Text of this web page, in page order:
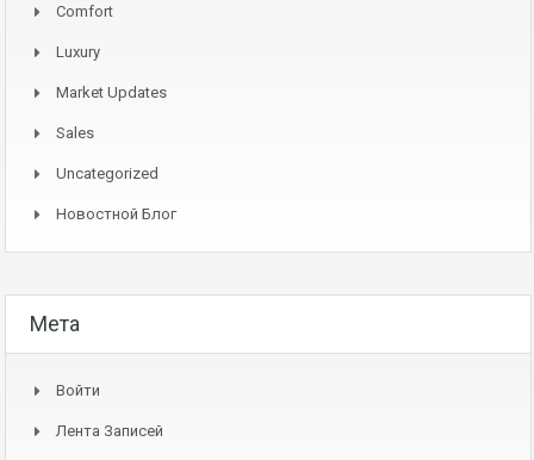
Comfort
Luxury
Market Updates
Sales
Uncategorized
Новостной Блог
Мета
Войти
Лента Записей